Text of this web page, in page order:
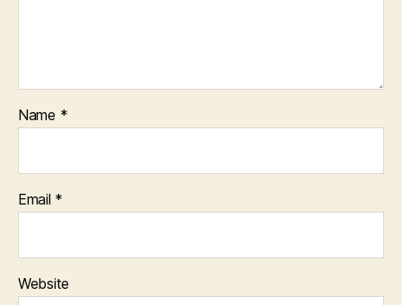
Name *
Email *
Website